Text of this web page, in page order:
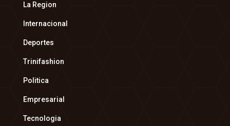
La Region
Internacional
Deportes
Trinifashion
Politica
Empresarial
Tecnologia